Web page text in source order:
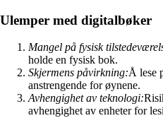
Ulemper med digitalbøker
Mangel på fysisk
holde en fysisk bok.
Skjermens påvirkning:Å lese
anstrengende for øynene.
Avhengighet av teknologi:
avhengighet av enheter for